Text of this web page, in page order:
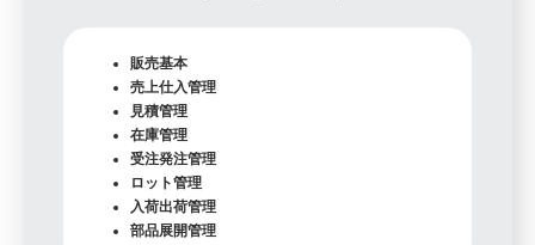
販売基本
売上仕入管理
見積管理
在庫管理
受注発注管理
ロット管理
入荷出荷管理
部品展開管理